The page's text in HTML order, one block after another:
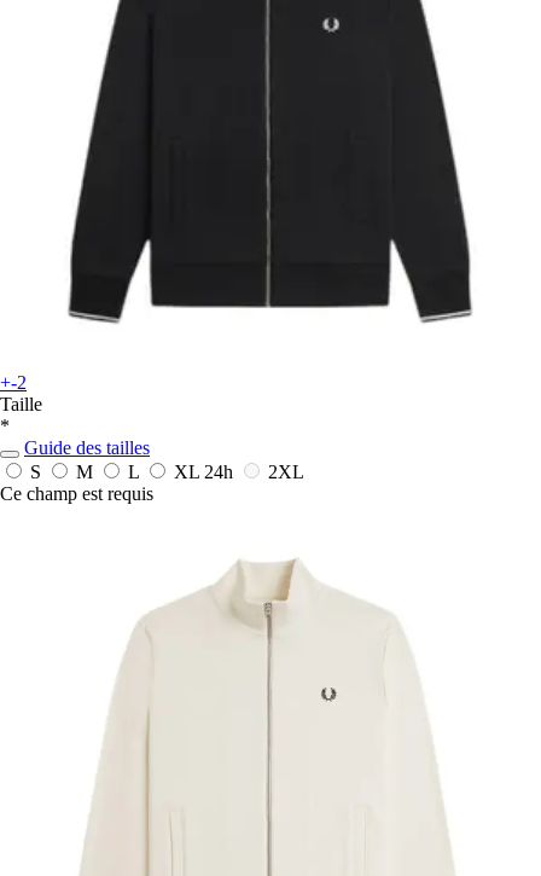
+-2
Taille
*
Guide des tailles
S
M L XL 24h
2XL
Ce champ est requis